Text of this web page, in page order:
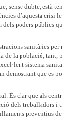
sense dubte, està
d’aquesta crisi
poders públics
sanitàries
de la població,
sistema
que es
És clar que als
dels treballadors i
preventius